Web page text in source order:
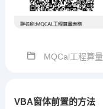
MQCal工程算量
VBA窗体前置的方法